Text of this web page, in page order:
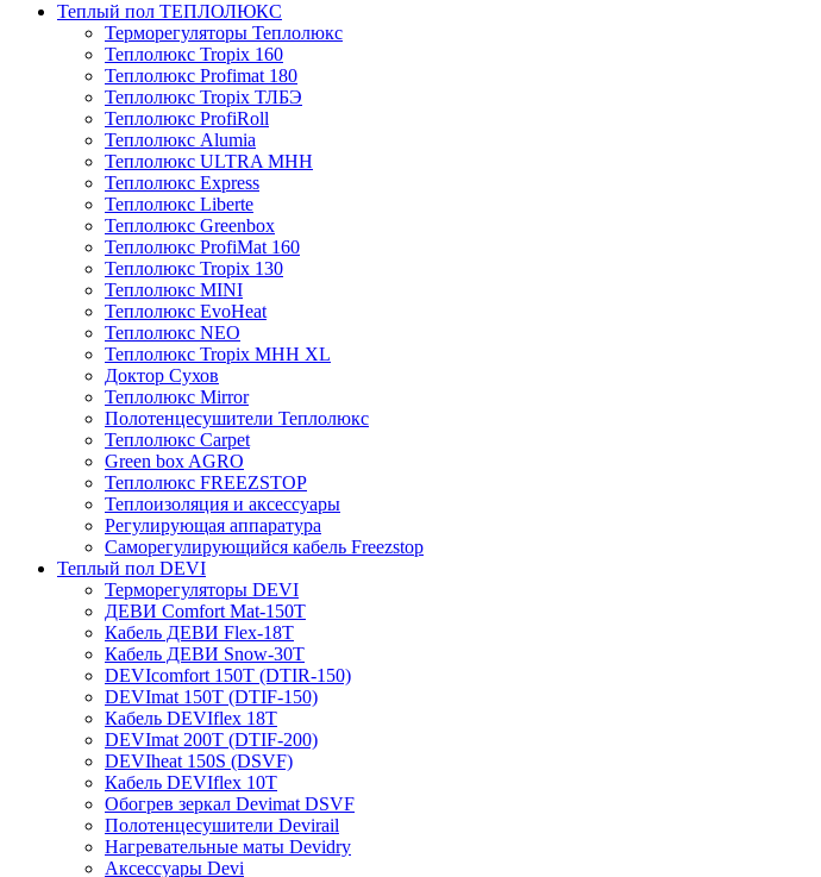
Теплый пол ТЕПЛОЛЮКС
Терморегуляторы Теплолюкс
Теплолюкс Tropix 160
Теплолюкс Profimat 180
Теплолюкс Tropix ТЛБЭ
Теплолюкс ProfiRoll
Теплолюкс Alumia
Теплолюкс ULTRA МНН
Теплолюкс Express
Теплолюкс Liberte
Теплолюкс Greenbox
Теплолюкс ProfiMat 160
Теплолюкс Tropix 130
Теплолюкс MINI
Теплолюкс EvoHeat
Теплолюкс NEO
Теплолюкс Tropix МНН XL
Доктор Сухов
Теплолюкс Mirror
Полотенцесушители Теплолюкс
Теплолюкс Carpet
Green box AGRO
Теплолюкс FREEZSTOP
Теплоизоляция и аксессуары
Регулирующая аппаратура
Cаморегулирующийся кабель Freezstop
Теплый пол DEVI
Терморегуляторы DEVI
ДЕВИ Comfort Mat-150T
Кабель ДЕВИ Flex-18T
Кабель ДЕВИ Snow-30T
DEVIcomfort 150T (DTIR-150)
DEVImat 150T (DTIF-150)
Кабель DEVIflex 18T
DEVImat 200T (DTIF-200)
DEVIheat 150S (DSVF)
Кабель DEVIflex 10T
Обогрев зеркал Devimat DSVF
Полотенцесушители Devirail
Нагревательные маты Devidry
Аксессуары Devi